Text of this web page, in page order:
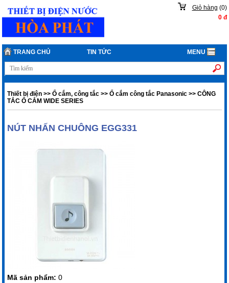
Giỏ hàng (0)
0đ
TRANG CHỦ TIN TỨC MENU
Thiết bị điện >>Ổ cắm, công tắc >>Ổ cắm công tắc Panasonic >>CÔNG
TẮC Ổ CẮM WIDE SERIES
NÚT NHẤN CHUÔNG EGG331
Mã sản phẩm:0